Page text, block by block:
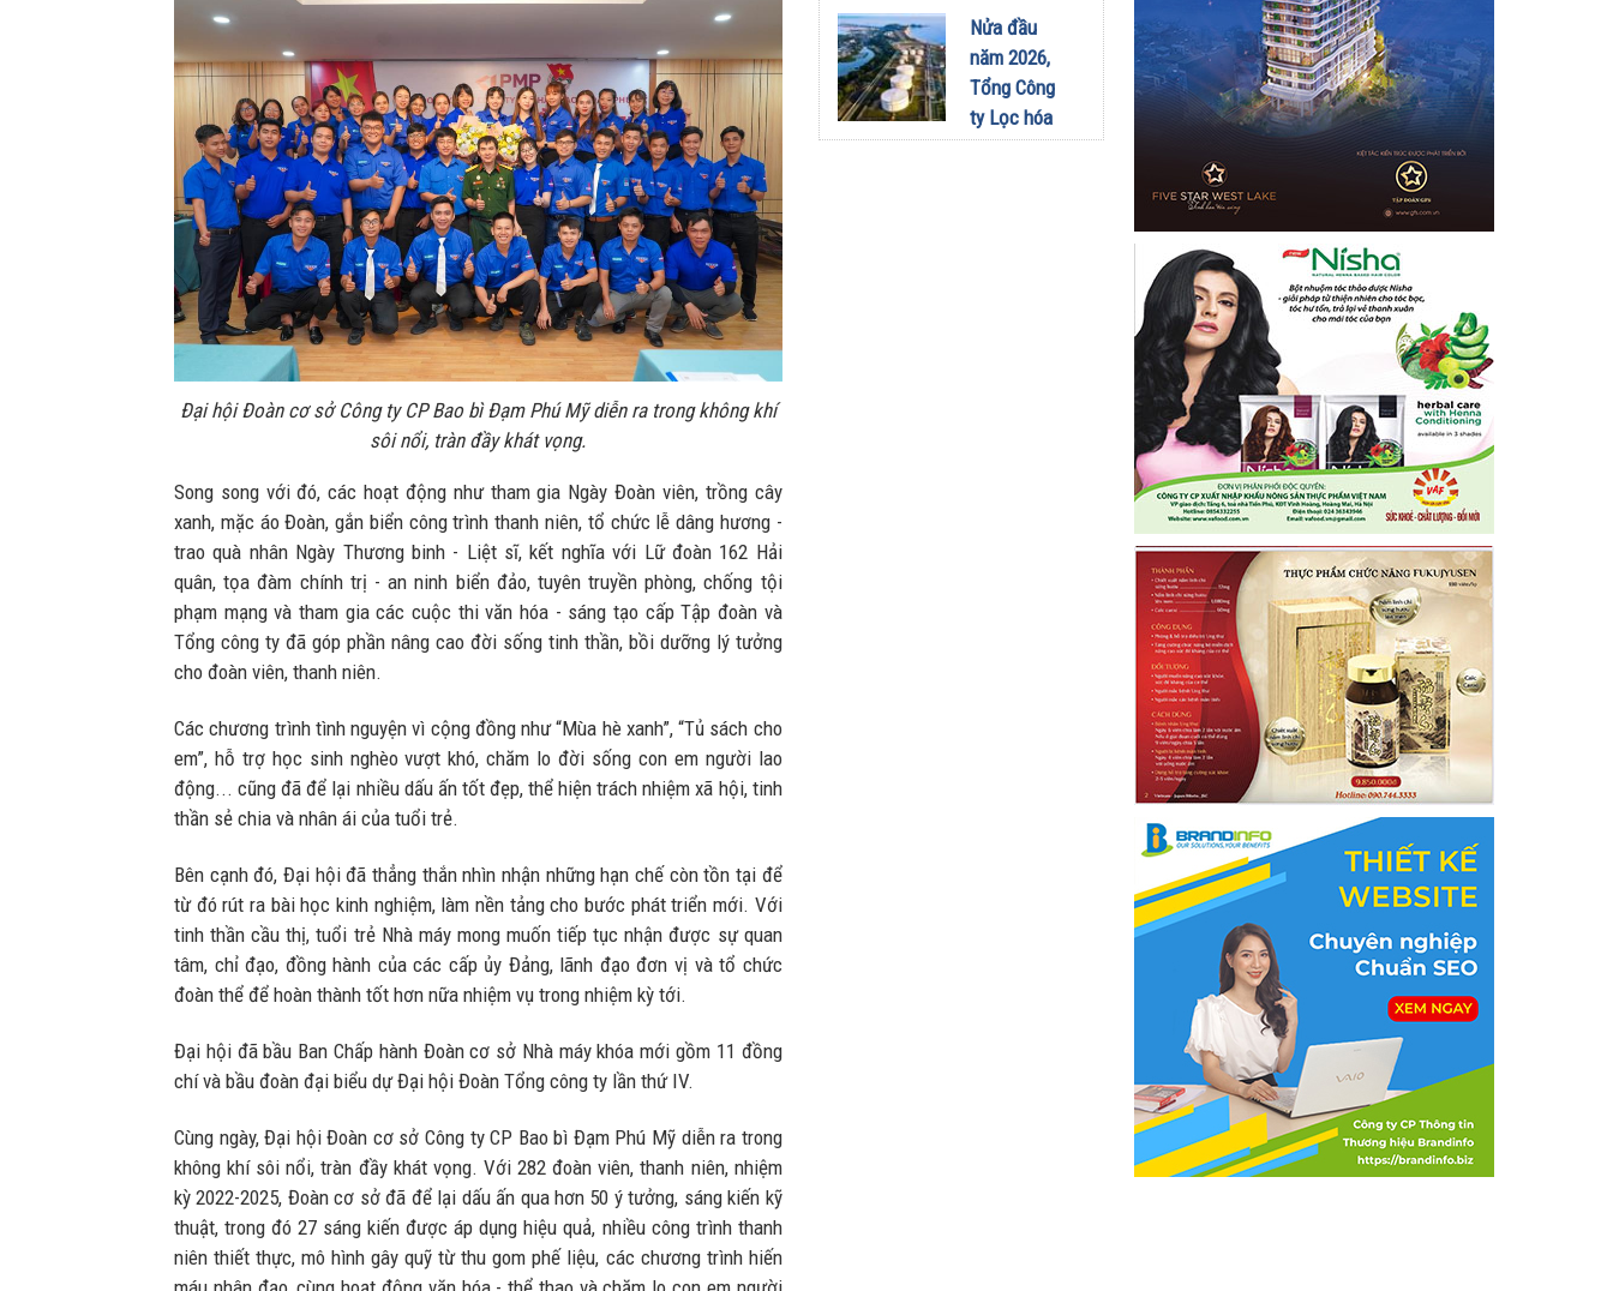
Đại hội Đoàn cơ sở Công ty CP Bao bì Đạm Phú Mỹ diễn ra trong không khí
sôi nổi, tràn đầy khát vọng.
Song song với đó, các hoạt động như tham gia Ngày Đoàn viên, trồng cây
xanh, mặc áo Đoàn, gắn biển công trình thanh niên, tổ chức lễ dâng hương -
trao quà nhân Ngày Thương binh - Liệt sĩ, kết nghĩa với Lữ đoàn 162 Hải
quân, tọa đàm chính trị - an ninh biển đảo, tuyên truyền phòng, chống tội
phạm mạng và tham gia các cuộc thi văn hóa - sáng tạo cấp Tập đoàn và
Tổng công ty đã góp phần nâng cao đời sống tinh thần, bồi dưỡng lý tưởng
cho đoàn viên, thanh niên.
Các chương trình tình nguyện vì cộng đồng như “Mùa hè xanh”, “Tủ sách cho
em”, hỗ trợ học sinh nghèo vượt khó, chăm lo đời sống con em người lao
động... cũng đã để lại nhiều dấu ấn tốt đẹp, thể hiện trách nhiệm xã hội, tinh
thần sẻ chia và nhân ái của tuổi trẻ.
Bên cạnh đó, Đại hội đã thẳng thắn nhìn nhận những hạn chế còn tồn tại để
từ đó rút ra bài học kinh nghiệm, làm nền tảng cho bước phát triển mới. Với
tinh thần cầu thị, tuổi trẻ Nhà máy mong muốn tiếp tục nhận được sự quan
tâm, chỉ đạo, đồng hành của các cấp ủy Đảng, lãnh đạo đơn vị và tổ chức
đoàn thể để hoàn thành tốt hơn nữa nhiệm vụ trong nhiệm kỳ tới.
Đại hội đã bầu Ban Chấp hành Đoàn cơ sở Nhà máy khóa mới gồm 11 đồng
chí và bầu đoàn đại biểu dự Đại hội Đoàn Tổng công ty lần thứ IV.
Cùng ngày, Đại hội Đoàn cơ sở Công ty CP Bao bì Đạm Phú Mỹ diễn ra trong
không khí sôi nổi, tràn đầy khát vọng. Với 282 đoàn viên, thanh niên, nhiệm
kỳ 2022-2025, Đoàn cơ sở đã để lại dấu ấn qua hơn 50 ý tưởng, sáng kiến kỹ
thuật, trong đó 27 sáng kiến được áp dụng hiệu quả, nhiều công trình thanh
niên thiết thực, mô hình gây quỹ từ thu gom phế liệu, các chương trình hiến
sang dùng
Limo
Green: Tôi
đã hiểu vì
sao xe điện
Nửa đầu
năm 2026,
Tổng Công
ty Lọc hóa
dầu Việt